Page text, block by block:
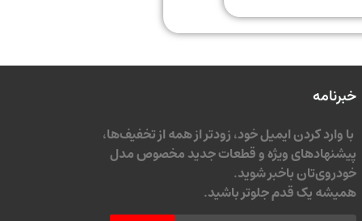
خبرنامه
با وارد کردن ایمیل خود، زودتر از همه از تخفیف‌ها،
پیشنهادهای ویژه و قطعات جدید مخصوص مدل
خودروی‌تان باخبر شوید.
همیشه یک قدم جلوتر باشید.